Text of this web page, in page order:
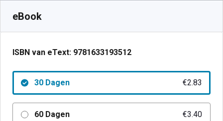
eBook
ISBN van eText: 9781633193512
30 Dagen €2.83
60 Dagen €3.40